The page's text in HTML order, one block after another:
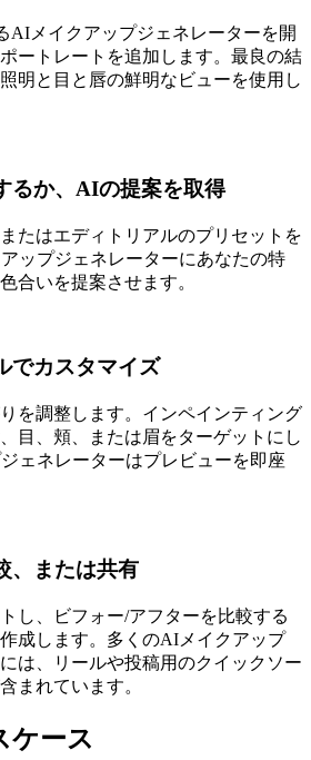
AIメイクアップジェネレーターを開
ートレートを追加します。最良の結
明と目と唇の鮮明なビューを使用し
るか、AIの提案を取得
たはエディトリアルのプリセットを
ップジェネレーターにあなたの特
合いを提案させます。
でカスタマイズ
を調整します。インペインティング
目、頬、または眉をターゲットにし
ェネレーターはプレビューを即座
、または共有
し、ビフォー/アフターを比較する
成します。多くのAIメイクアップ
は、リールや投稿用のクイックソー
まれています。
ケース